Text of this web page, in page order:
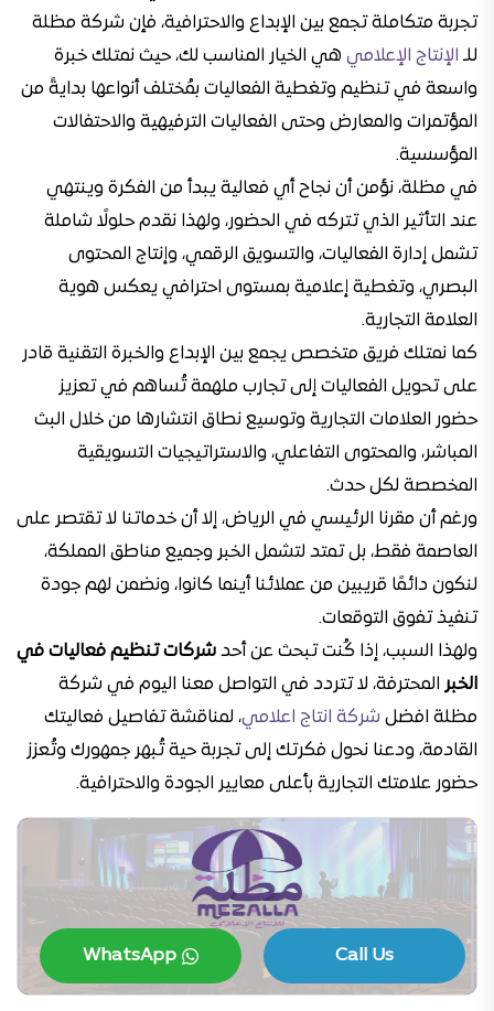
تجربة متكاملة تجمع بين الإبداع والاحترافية، فإن شركة مظلة
للـ الإنتاج الإعلامي هي الخيار المناسب لك، حيث نمتلك خبرة
واسعة في تنظيم وتغطية الفعاليات بمُختلف أنواعها بدايةً من
المؤتمرات والمعارض وحتى الفعاليات الترفيهية والاحتفالات
المؤسسية.
في مظلة، نؤمن أن نجاح أي فعالية يبدأ من الفكرة وينتهي
عند التأثير الذي تتركه في الحضور، ولهذا نقدم حلولًا شاملة
تشمل إدارة الفعاليات، والتسويق الرقمي، وإنتاج المحتوى
البصري، وتغطية إعلامية بمستوى احترافي يعكس هوية
العلامة التجارية.
كما نمتلك فريق متخصص يجمع بين الإبداع والخبرة التقنية قادر
على تحويل الفعاليات إلى تجارب ملهمة تُساهم في تعزيز
حضور العلامات التجارية وتوسيع نطاق انتشارها من خلال البث
المباشر، والمحتوى التفاعلي، والاستراتيجيات التسويقية
المخصصة لكل حدث.
ورغم أن مقرنا الرئيسي في الرياض، إلا أن خدماتنا لا تقتصر على
العاصمة فقط، بل تمتد لتشمل الخبر وجميع مناطق المملكة،
لنكون دائمًا قريبين من عملائنا أينما كانوا، ونضمن لهم جودة
تنفيذ تفوق التوقعات.
ولهذا السبب، إذا كُنت تبحث عن أحد شركات تنظيم فعاليات في
الخبر المحترفة، لا تتردد في التواصل معنا اليوم في شركة
مظلة افضل شركة انتاج اعلامي، لمناقشة تفاصيل فعاليتك
القادمة، ودعنا نحول فكرتك إلى تجربة حية تُبهر جمهورك وتُعزز
حضور علامتك التجارية بأعلى معايير الجودة والاحترافية.
Call Us
WhatsApp